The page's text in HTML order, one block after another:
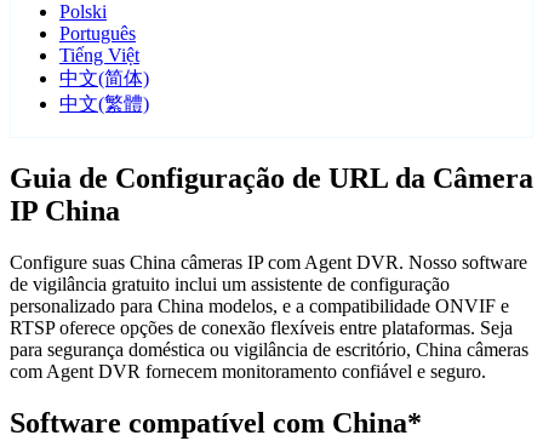
Polski
Português
Tiếng Việt
中文(简体)
中文(繁體)
Guia de Configuração de URL da Câmera
IP China
Configure suas China câmeras IP com Agent DVR. Nosso software
de vigilância gratuito inclui um assistente de configuração
personalizado para China modelos, e a compatibilidade ONVIF e
RTSP oferece opções de conexão flexíveis entre plataformas. Seja
para segurança doméstica ou vigilância de escritório, China câmeras
com Agent DVR fornecem monitoramento confiável e seguro.
Software compatível com China*